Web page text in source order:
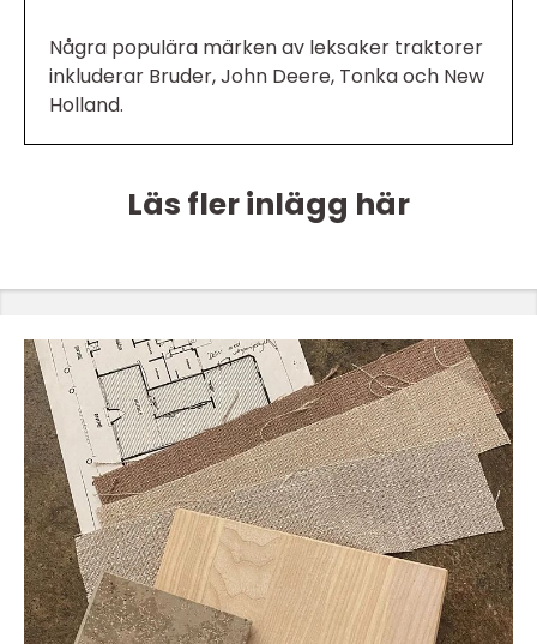
Några populära märken av leksaker traktorer
inkluderar Bruder, John Deere, Tonka och New
Holland.
Läs fler inlägg här